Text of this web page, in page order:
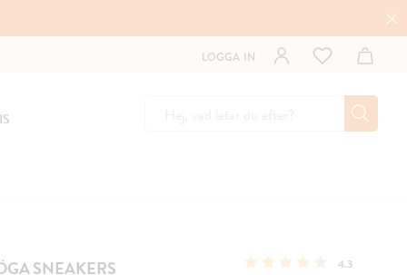
LOGGA IN
SNEAKERS
4.3